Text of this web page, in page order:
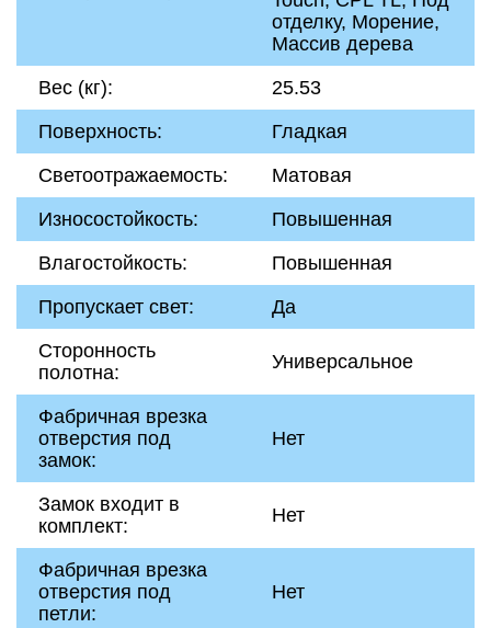
отделку, Морение,
Массив дерева
Вес (кг):
25.53
Поверхность:
Гладкая
Светоотражаемость:
Матовая
Износостойкость:
Повышенная
Влагостойкость:
Повышенная
Пропускает свет:
Да
Сторонность
полотна:
Универсальное
Фабричная врезка
отверстия под
замок:
Нет
Замок входит в
комплект:
Нет
Фабричная врезка
отверстия под
петли:
Нет